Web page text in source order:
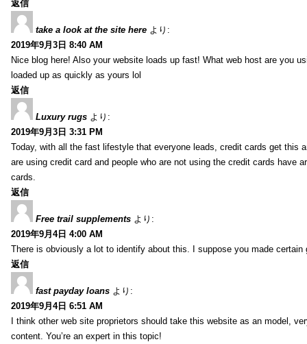
返信
take a look at the site here より:
2019年9月3日 8:40 AM
Nice blog here! Also your website loads up fast! What web host are you
loaded up as quickly as yours lol
返信
Luxury rugs より:
2019年9月3日 3:31 PM
Today, with all the fast lifestyle that everyone leads, credit cards get this
are using credit card and people who are not using the credit cards have
cards.
返信
Free trail supplements より:
2019年9月4日 4:00 AM
There is obviously a lot to identify about this. I suppose you made certain
返信
fast payday loans より:
2019年9月4日 6:51 AM
I think other web site proprietors should take this website as an model,
content. You’re an expert in this topic!